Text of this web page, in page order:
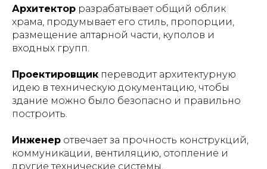
Архитектор разрабатывает общий облик
храма, продумывает его стиль, пропорции,
размещение алтарной части, куполов и
входных групп.
Проектировщик переводит архитектурную
идею в техническую документацию, чтобы
здание можно было безопасно и правильно
построить.
Инженер отвечает за прочность конструкций,
коммуникации, вентиляцию, отопление и
другие технические системы.